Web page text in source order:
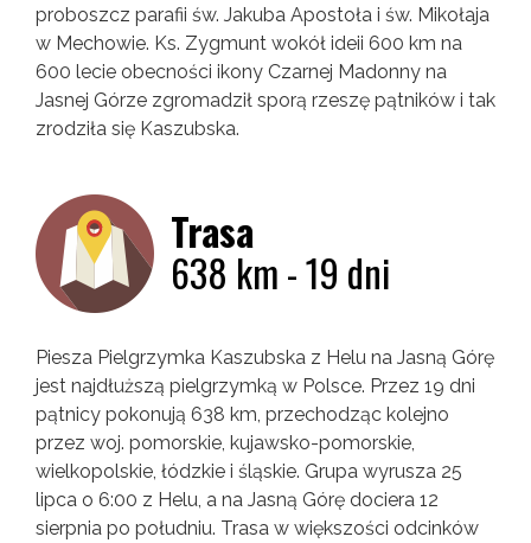
proboszcz parafii św. Jakuba Apostoła i św. Mikołaja
w Mechowie. Ks. Zygmunt wokół ideii 600 km na
600 lecie obecności ikony Czarnej Madonny na
Jasnej Górze zgromadził sporą rzeszę pątników i tak
zrodziła się Kaszubska.
Trasa
638 km - 19 dni
Piesza Pielgrzymka Kaszubska z Helu na Jasną Górę
jest najdłuższą pielgrzymką w Polsce. Przez 19 dni
pątnicy pokonują 638 km, przechodząc kolejno
przez woj. pomorskie, kujawsko-pomorskie,
wielkopolskie, łódzkie i śląskie. Grupa wyrusza 25
lipca o 6:00 z Helu, a na Jasną Górę dociera 12
sierpnia po południu. Trasa w większości odcinków